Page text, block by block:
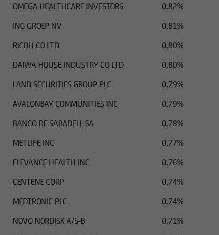
OMEGA HEALTHCARE INVESTORS
0,82%
ING GROEP NV
0,81%
RICOH CO LTD
0,80%
DAIWA HOUSE INDUSTRY CO LTD
0,80%
LAND SECURITIES GROUP PLC
0,79%
AVALONBAY COMMUNITIES INC
0,79%
BANCO DE SABADELL SA
0,78%
METLIFE INC
0,77%
ELEVANCE HEALTH INC
0,76%
CENTENE CORP
0,74%
MEDTRONIC PLC
0,74%
NOVO NORDISK A/S-B
0,71%